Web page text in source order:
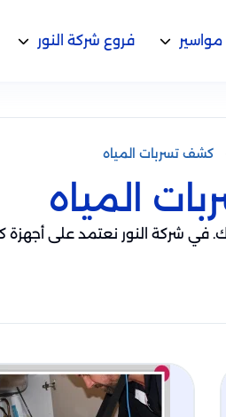
فروع شركة النور
كشف تسربات المياه
المياه
في شركة النور نعتمد على أجهزة